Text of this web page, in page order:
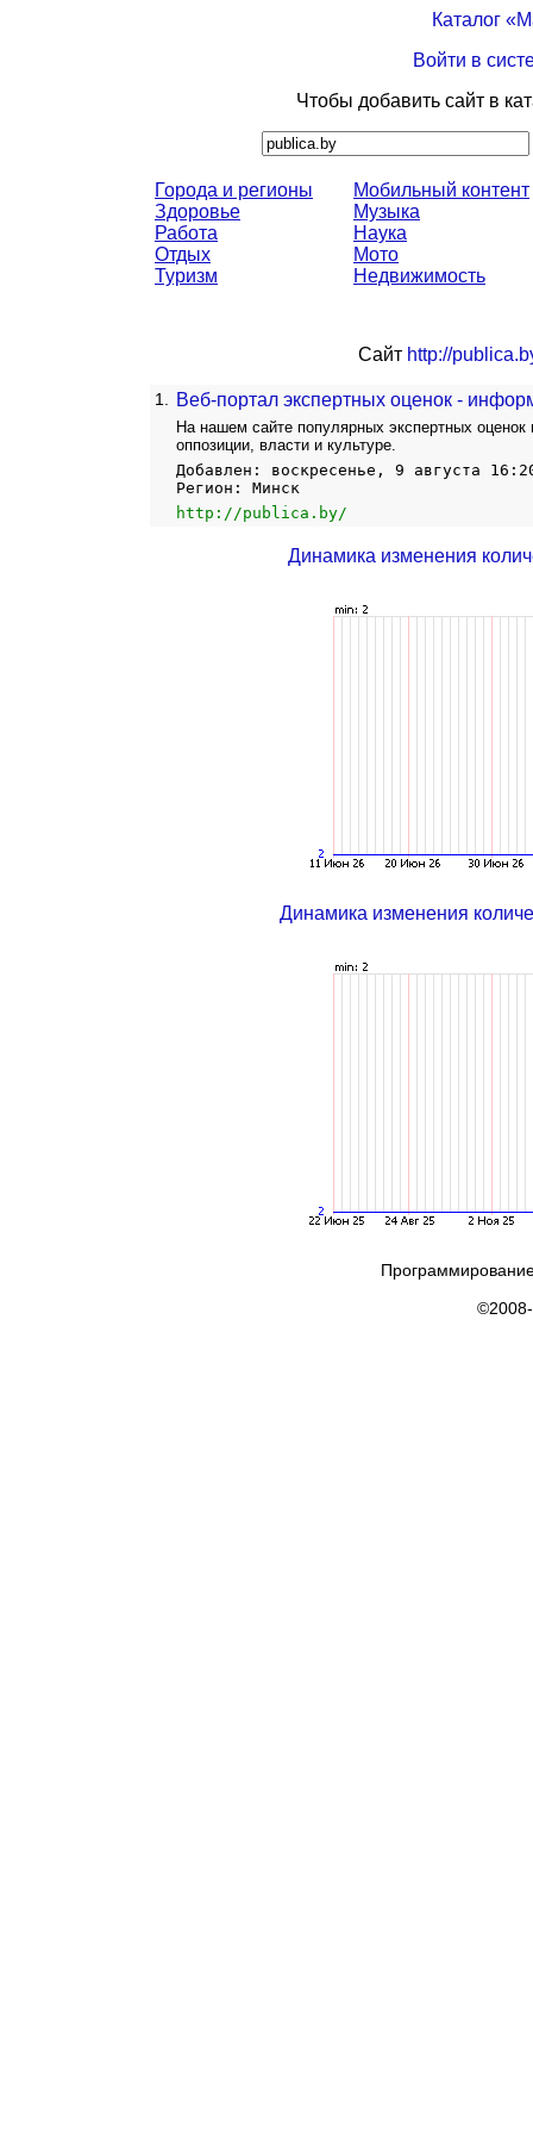
Каталог
Войти в
Чтобы добавить сайт в
Города и регионы
Здоровье
Работа
Отдых
Туризм
Мобильный контент
Музыка
Наука
Мото
Недвижимость
Сайт http://
1. Веб-портал экспертных оценок -
На нашем сайте популярных экспертных
оппозиции, власти и культуре.
Добавлен: воскресенье, 9 августа
Регион: Минск
http://publica.by/
Динамика изменения
Динамика изменения